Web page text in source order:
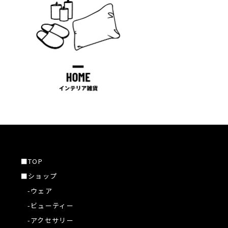
■TOP
■ショップ
-ウェア
-ビューティー
-アクセサリー